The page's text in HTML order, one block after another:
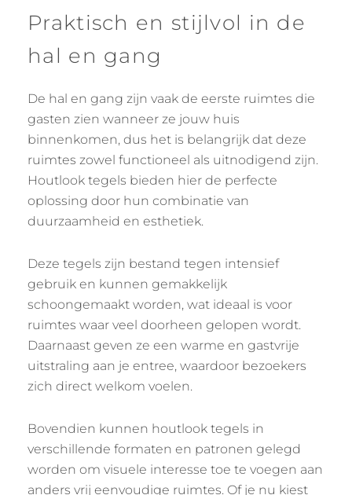
Praktisch en stijlvol in de
hal en gang
De hal en gang zijn vaak de eerste ruimtes die
gasten zien wanneer ze jouw huis
binnenkomen, dus het is belangrijk dat deze
ruimtes zowel functioneel als uitnodigend zijn.
Houtlook tegels bieden hier de perfecte
oplossing door hun combinatie van
duurzaamheid en esthetiek.
Deze tegels zijn bestand tegen intensief
gebruik en kunnen gemakkelijk
schoongemaakt worden, wat ideaal is voor
ruimtes waar veel doorheen gelopen wordt.
Daarnaast geven ze een warme en gastvrije
uitstraling aan je entree, waardoor bezoekers
zich direct welkom voelen.
Bovendien kunnen houtlook tegels in
verschillende formaten en patronen gelegd
worden om visuele interesse toe te voegen aan
anders vrij eenvoudige ruimtes. Of je nu kiest